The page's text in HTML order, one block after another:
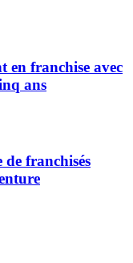
en franchise avec
ans
franchisés